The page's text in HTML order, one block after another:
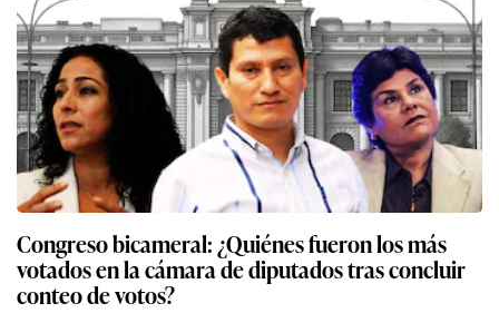
Congreso bicameral: ¿Quiénes fueron los más
votados en la cámara de diputados tras concluir
conteo de votos?